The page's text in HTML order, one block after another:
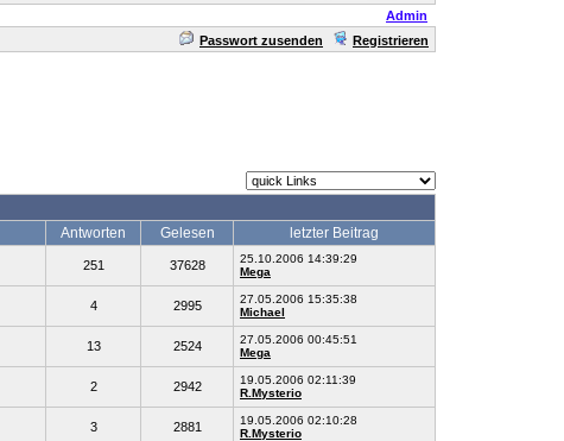
Admin
Passwort zusenden Registrieren
Antworten Gelesen letzter Beitrag
251 37628
25.10.2006 14:39:29
Mega
4 2995
27.05.2006 15:35:38
Michael
13 2524
27.05.2006 00:45:51
Mega
2 2942
19.05.2006 02:11:39
R.Mysterio
3 2881
19.05.2006 02:10:28
R.Mysterio